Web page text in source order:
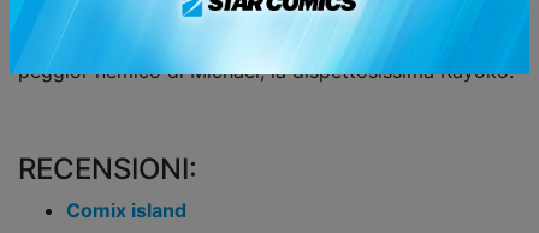
elettrizzante e per affrontarla serve un cuore d’acciaio.
Come se non bastasse, in agguato c’è sempre il
peggior nemico di Michael, la dispettosissima Kayoko!
RECENSIONI:
Comix island